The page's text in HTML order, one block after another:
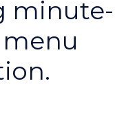
minute-